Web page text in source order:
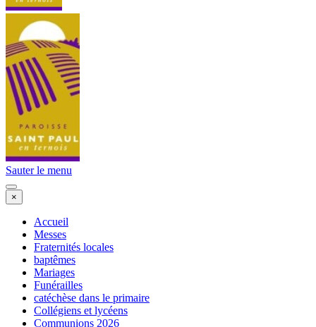
Sauter le menu
×
Accueil
Messes
Fraternités locales
baptêmes
Mariages
Funérailles
catéchèse dans le primaire
Collégiens et lycéens
Communions 2026